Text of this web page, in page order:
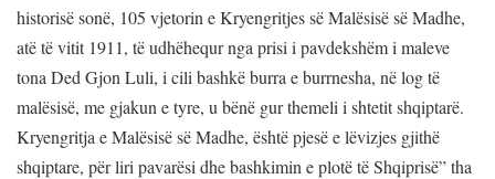
historisë sonë, 105 vjetorin e Kryengritjes së Malësisë së Madhe,
atë të vitit 1911, të udhëhequr nga prisi i pavdekshëm i maleve
tona Ded Gjon Luli, i cili bashkë burra e burrnesha, në log të
malësisë, me gjakun e tyre, u bënë gur themeli i shtetit shqiptarë.
Kryengritja e Malësisë së Madhe, është pjesë e lëvizjes gjithë
shqiptare, për liri pavarësi dhe bashkimin e plotë të Shqiprisë” tha